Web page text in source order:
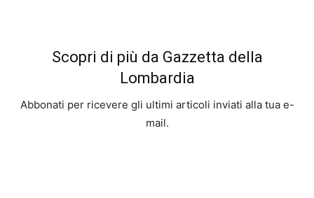
Scopri di più da Gazzetta della
Lombardia
Abbonati per ricevere gli ultimi articoli inviati alla tua e-
mail.